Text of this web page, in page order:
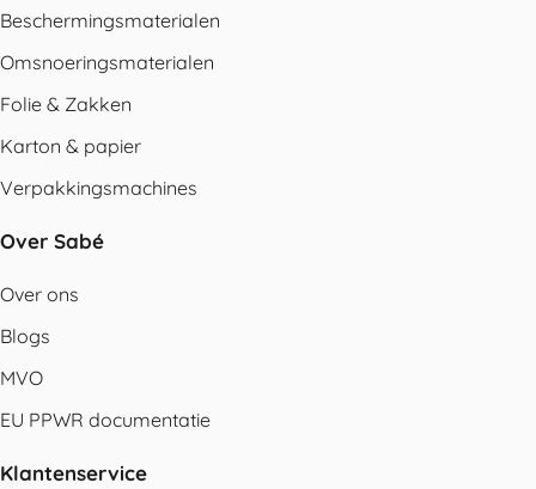
Beschermingsmaterialen
Omsnoeringsmaterialen
Folie & Zakken
Karton & papier
Verpakkingsmachines
Over Sabé
Over ons
Blogs
MVO
EU PPWR documentatie
Klantenservice